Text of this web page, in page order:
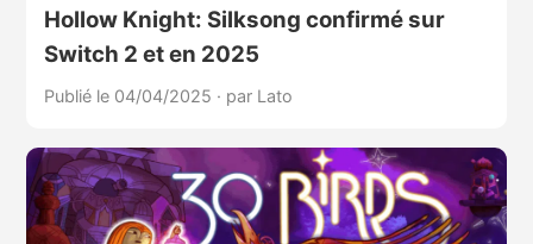
Hollow Knight: Silksong confirmé sur
Switch 2 et en 2025
Publié le 04/04/2025 · par Lato